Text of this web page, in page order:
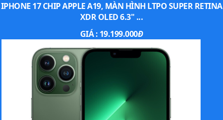
Nhờ thế mà bạn có thể thưởng thức những bộ phim trở
nên thú vị và sống động hơn mà không cần dùng đến một
chiếc tai nghe để có một chất âm tốt.
Face IDđược tăng cường khả năng bảo
Hệ thốngbảo mật khuôn mặt
Apple cải tiến cũng như hỗ trợ trí thông minh nhân tạo.
Bạn chỉ cần nhìn vào iPhone Xs thì máy sẽ tự động mở
IPHONE 17 CHIP APPLE A19, MÀN HÌNH LTPO SUPER RETINA
XDR OLED 6.3" ...
GIÁ : 19.199.000Đ